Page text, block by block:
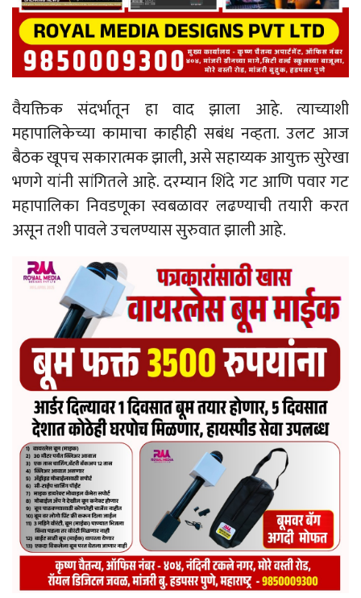
वैयक्तिक संदर्भातून हा वाद झाला आहे. त्याच्याशी
महापालिकेच्या कामाचा काहीही सबंध नव्हता. उलट आज
बैठक खूपच सकारात्मक झाली, असे सहाय्यक आयुक्त सुरेखा
भणगे यांनी सांगितले आहे. दरम्यान शिंदे गट आणि पवार गट
महापालिका निवडणूका स्वबळावर लढण्याची तयारी करत
असून तशी पावले उचलण्यास सुरुवात झाली आहे.